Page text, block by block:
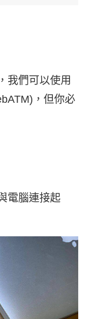
我們可以使用
，但你必
電腦連接起